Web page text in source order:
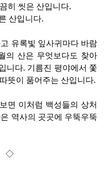
히 씻은 산입니다.
산입니다.
유록빛 잎사귀마다 바람
의 산은 무엇보다도 찾아
니다. 기름진 평야에서 쫓
뜻이 품어주는 산입니다.
면 이처럼 백성들의 상처
역사의 곳곳에 우뚝우뚝